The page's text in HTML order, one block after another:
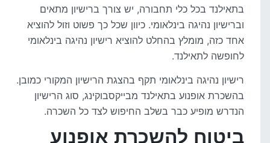
בתאילנד בכל כלי תחבורה, יש צורך ברישיון מתאים
וברישיון נהיגה בינלאומי. כיוון שכל כך פשוט וזול להוציא
אחד כזה, מומלץ בהחלט להוציא רישיון נהיגה בינלאומי
לחופשה לתאילנד.
רישיון נהיגה בינלאומי תקף בהצגת הרישיון המקורי כמובן.
בהשכרת אופנוע בתאילנד מבייקסבוקינג, סוג הרישיון
הנדרש מופיע כבר בשלב החיפוש לצד כל השכרה.
ביטוח להשכרת אופנוע